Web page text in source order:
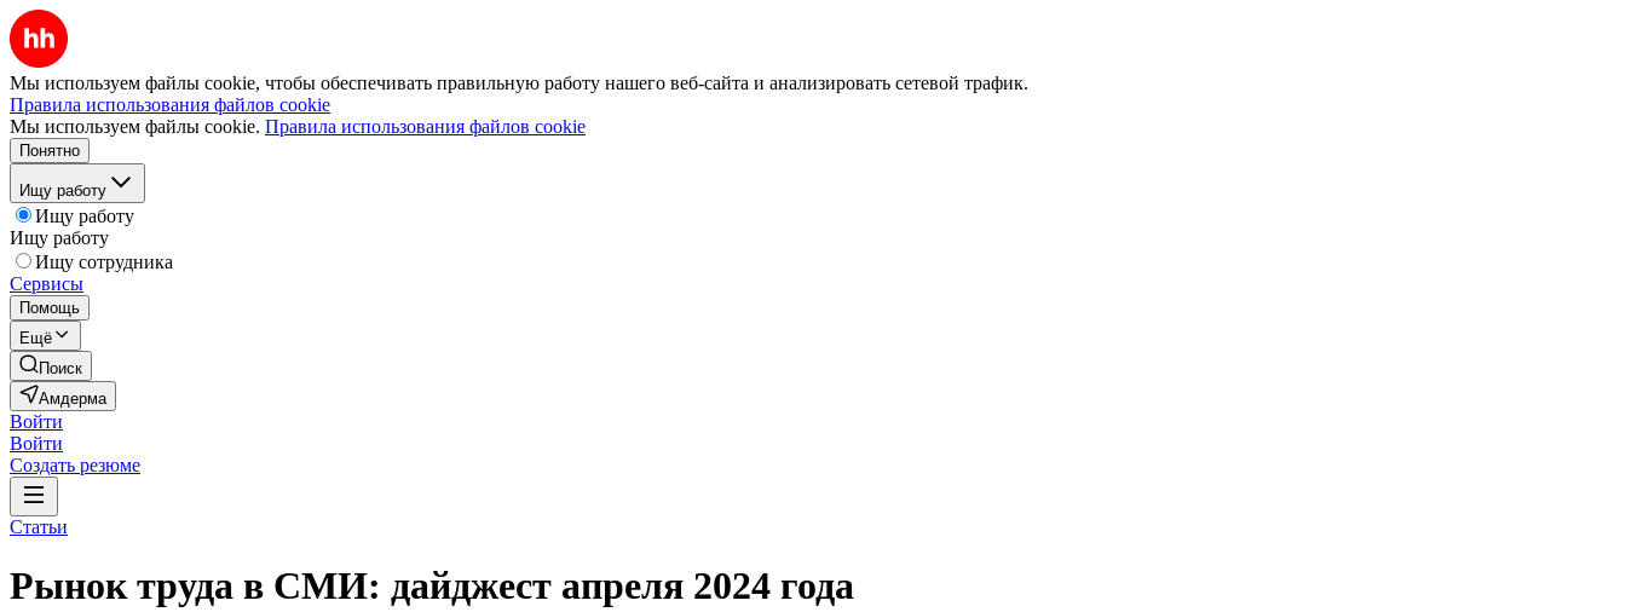
Мы используем файлы cookie, чтобы обеспечивать правильную работу нашего веб-сайта и анализировать сетевой трафик.
Правила использования файлов cookie
Мы используем файлы cookie. Правила использования файлов cookie
Понятно
Ищу работу
Ищу работу
Ищу работу
Ищу сотрудника
Сервисы
Помощь
Ещё
Поиск
Амдерма
Войти
Войти
Создать резюме
Статьи
Рынок труда в СМИ: дайджест апреля 2024 года